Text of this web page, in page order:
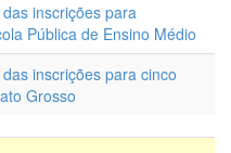
inscrições para
Pública de Ensino Médio
inscrições para cinco
Grosso